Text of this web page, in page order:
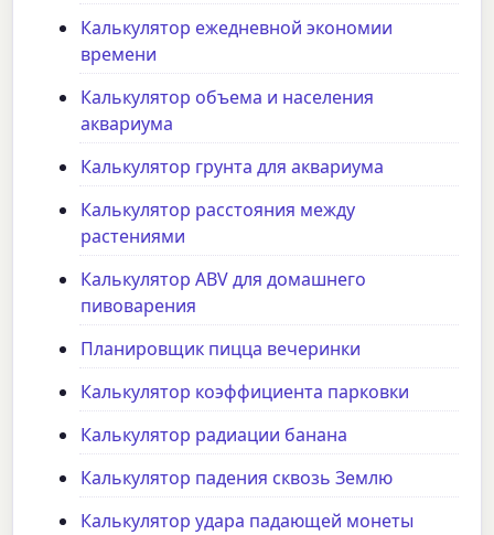
Калькулятор ежедневной экономии
времени
Калькулятор объема и населения
аквариума
Калькулятор грунта для аквариума
Калькулятор расстояния между
растениями
Калькулятор ABV для домашнего
пивоварения
Планировщик пицца вечеринки
Калькулятор коэффициента парковки
Калькулятор радиации банана
Калькулятор падения сквозь Землю
Калькулятор удара падающей монеты